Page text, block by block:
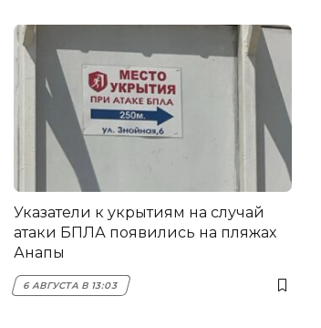
Указатели к укрытиям на случай
атаки БПЛА появились на пляжах
Анапы
6 АВГУСТА В 13:03